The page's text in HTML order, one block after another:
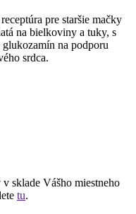
pre staršie mačky
na bielkoviny a tuky, s
na podporu
srdca.
sklade Vášho miestneho
tu.